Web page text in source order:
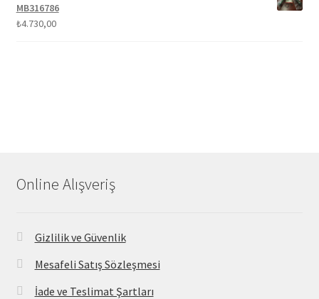
MB316786
₺4.730,00
Online Alışveriş
Gizlilik ve Güvenlik
Mesafeli Satış Sözleşmesi
İade ve Teslimat Şartları